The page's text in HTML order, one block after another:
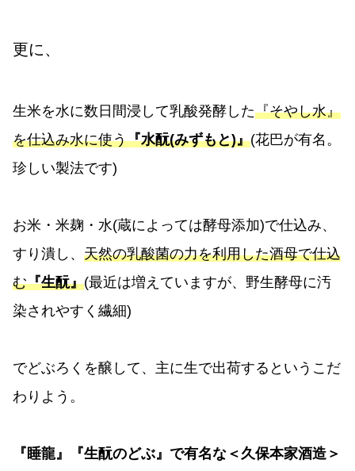
更に、
生米を水に数日間浸して乳酸発酵した『そやし水』
を仕込み水に使う『水酛(みずもと)』(花巴が有名。
珍しい製法です)
お米・米麹・水(蔵によっては酵母添加)で仕込み、
すり潰し、 天然の乳酸菌の力を利用した酒母で仕込
む『生酛』(最近は増えていますが、野生酵母に汚
染されやすく繊細)
でどぶろくを醸して、主に生で出荷するというこだ
わりよう。
『睡龍』『生酛のどぶ』で有名な＜久保本家酒造＞